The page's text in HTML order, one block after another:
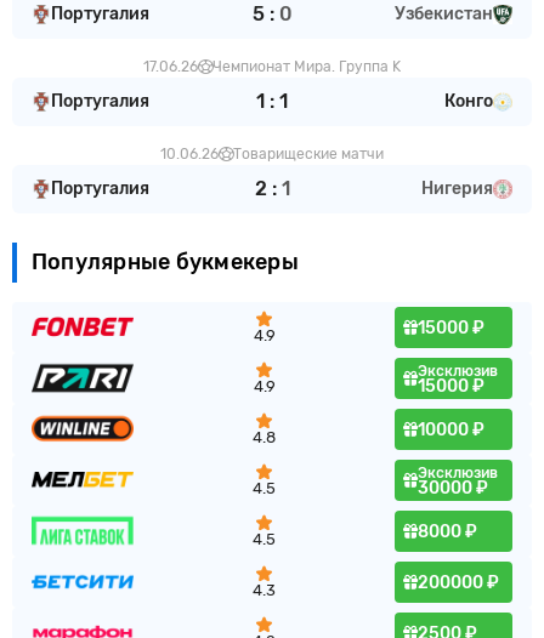
Португалия 5: 0 Узбекистан
17.06.26 Чемпионат Мира. Группа K
Португалия 1 : 1 Конго
10.06.26 Товарищеские матчи
Португалия 2 : 1 Нигерия
Популярные букмекеры
4.9 15000 ₽
4.9
Эксклюзив
15000 ₽
4.8 10000 ₽
4.5
Эксклюзив
30000 ₽
4.5 8000 ₽
4.3 200000 ₽
2500 ₽